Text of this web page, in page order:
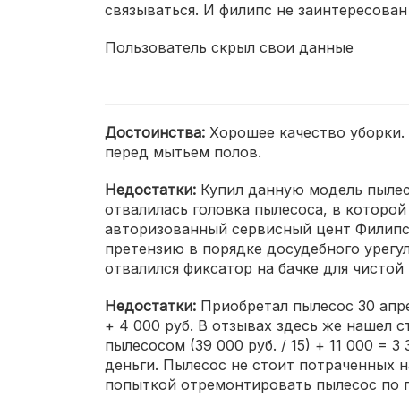
связываться. И филипс не
Пользователь скрыл свои данные
Достоинства: Хорошее качество
перед мытьем полов.
Недостатки: Купил данную модель
отвалилась головка пылесоса, в
авторизованный сервисный цент
претензию в порядке досудебного
отвалился фиксатор на бачке для
Недостатки: Приобретал пылесос 30
+ 4 000 руб. В отзывах здесь же нашел
пылесосом (39 000 руб. / 15) + 11 000 =
деньги. Пылесос не стоит потраченных
попыткой отремонтировать пылесос по